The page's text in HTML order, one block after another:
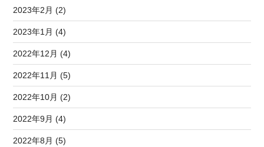
2023年2月 (2)
2023年1月 (4)
2022年12月 (4)
2022年11月 (5)
2022年10月 (2)
2022年9月 (4)
2022年8月 (5)